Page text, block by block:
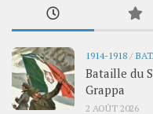
1914-1918/
Bataille du
Grappa
2 AOÛT 2026